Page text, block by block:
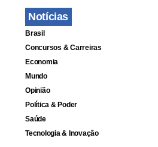
Notícias
Brasil
Concursos & Carreiras
Economia
Mundo
Opinião
Política & Poder
Saúde
Tecnologia & Inovação